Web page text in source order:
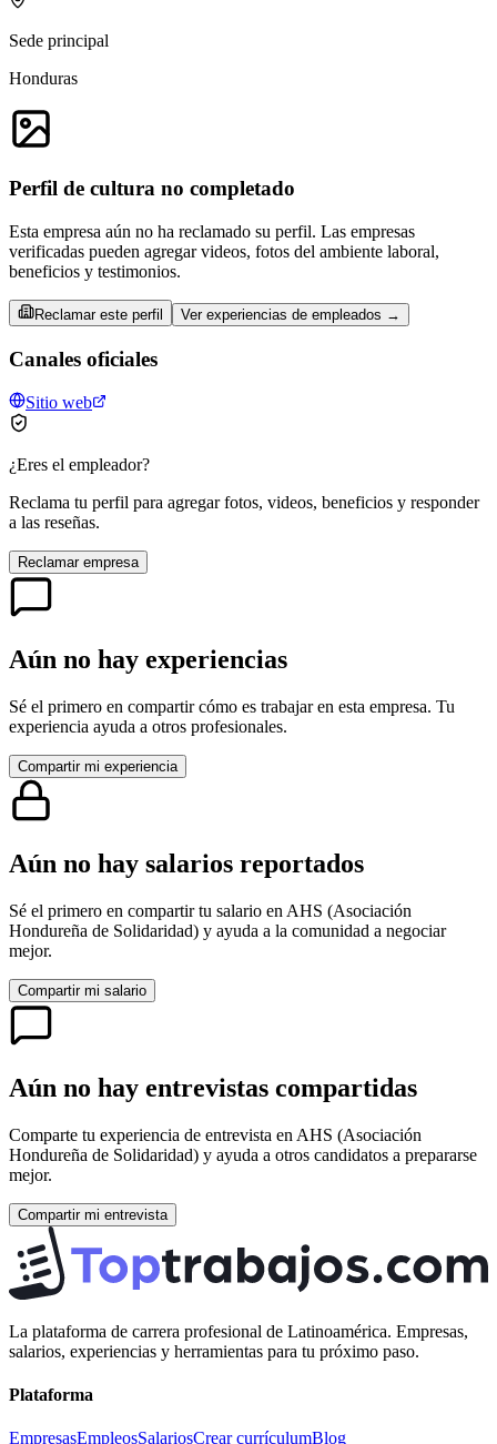
Sede principal
Honduras
Perfil de cultura no completado
Esta empresa aún no ha reclamado su perfil. Las empresas
verificadas pueden agregar videos, fotos del ambiente laboral,
beneficios y testimonios.
Reclamar este perfil Ver experiencias de empleados →
Canales oficiales
Sitio web
¿Eres el empleador?
Reclama tu perfil para agregar fotos, videos, beneficios y responder
a las reseñas.
Reclamar empresa
Aún no hay experiencias
Sé el primero en compartir cómo es trabajar en esta empresa. Tu
experiencia ayuda a otros profesionales.
Compartir mi experiencia
Aún no hay salarios reportados
Sé el primero en compartir tu salario en AHS (Asociación
Hondureña de Solidaridad) y ayuda a la comunidad a negociar
mejor.
Compartir mi salario
Aún no hay entrevistas compartidas
Comparte tu experiencia de entrevista en AHS (Asociación
Hondureña de Solidaridad) y ayuda a otros candidatos a prepararse
mejor.
Compartir mi entrevista
La plataforma de carrera profesional de Latinoamérica. Empresas,
salarios, experiencias y herramientas para tu próximo paso.
Plataforma
EmpresasEmpleosSalariosCrear currículumBlog